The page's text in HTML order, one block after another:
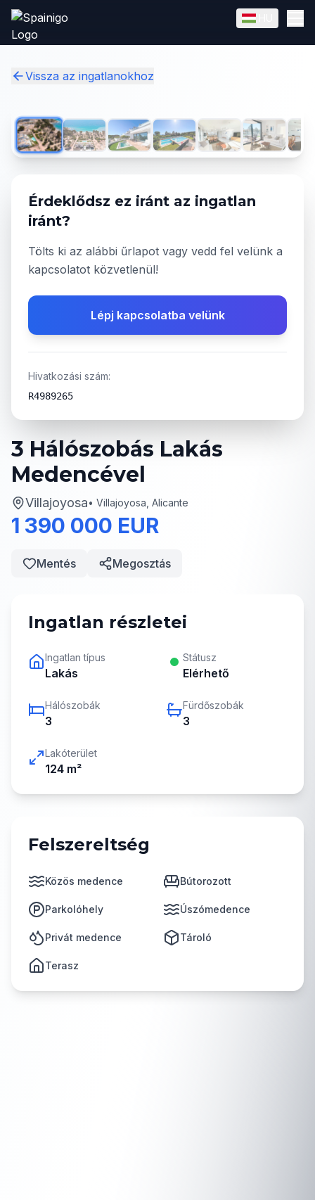
Skip to main content
Vissza az ingatlanokhoz
3 Hálószobás Lakás
Medencével
Villajoyosa• Villajoyosa, Alicante
1 390 000 EUR
Mentés Megosztás
Ingatlan részletei
Ingatlan típus
Lakás
Státusz
Elérhető
Hálószobák
3
Fürdőszobák
3
Lakóterület
124 m²
Felszereltség
Közös medence Bútorozott
Parkolóhely Úszómedence
Privát medence Tároló
Terasz
Érdeklődsz ez iránt az ingatlan
iránt?
Tölts ki az alábbi űrlapot vagy vedd fel velünk a
kapcsolatot közvetlenül!
Lépj kapcsolatba velünk
Hivatkozási szám:
R4989265